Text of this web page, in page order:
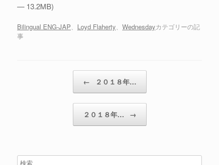
ヤ
ー
— 13.2MB)
Bilingual ENG-JAP、 Loyd Flaherty、 Wednesdayカテゴリーの記
事
← ２０１８年…
２０１８年… →